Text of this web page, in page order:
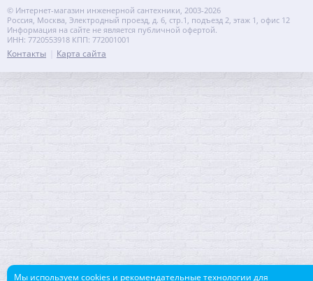
© Интернет-магазин инженерной сантехники, 2003-2026
Россия, Москва, Электродный проезд, д. 6, стр.1, подъезд 2, этаж 1, офис 12
Информация на сайте не является публичной офертой.
ИНН: 7720553918 КПП: 772001001
Контакты Карта сайта
Мы используем cookies и рекомендательные технологии для